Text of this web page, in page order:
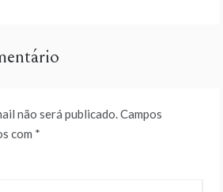
não será publicado.Campos
com *